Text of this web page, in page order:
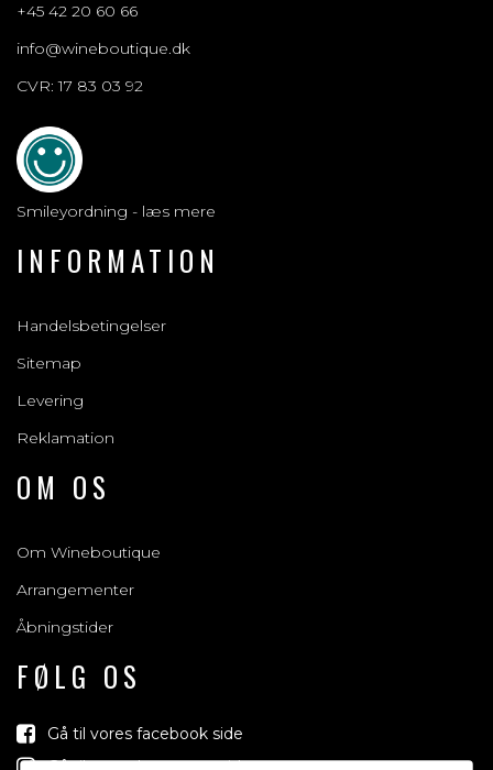
+45 42 20 60 66
info@wineboutique.dk
CVR: 17 83 03 92
Smileyordning - læs mere
INFORMATION
Handelsbetingelser
Sitemap
Levering
Reklamation
OM OS
Om Wineboutique
Arrangementer
Åbningstider
FØLG OS
Gå til vores facebook side